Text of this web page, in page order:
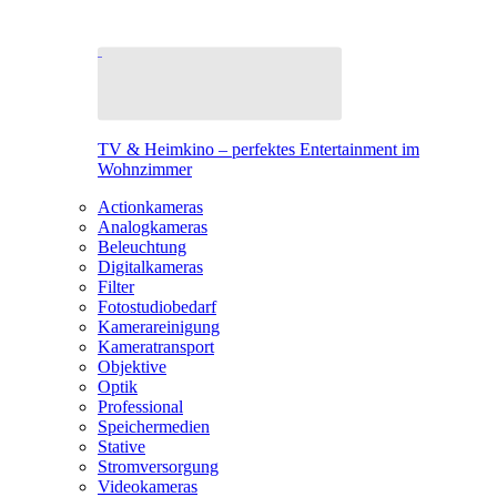
TV & Heimkino – perfektes Entertainment im
Wohnzimmer
Actionkameras
Analogkameras
Beleuchtung
Digitalkameras
Filter
Fotostudiobedarf
Kamerareinigung
Kameratransport
Objektive
Optik
Professional
Speichermedien
Stative
Stromversorgung
Videokameras